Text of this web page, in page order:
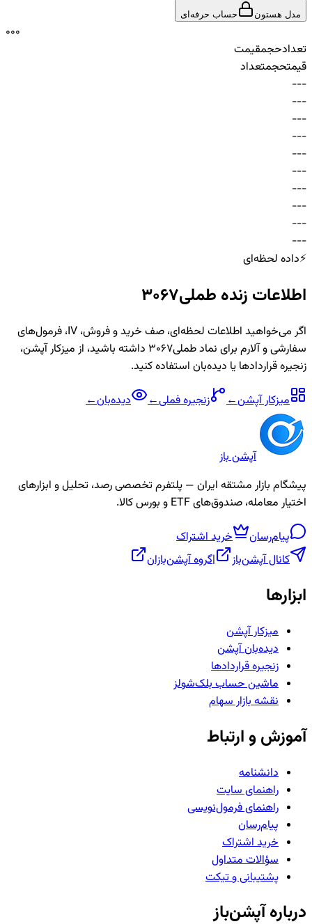
مدل هستون حساب حرفه‌ای
000
تعدادحجمقیمت
قیمتحجمتعداد
-
-
-
-
-
-
-
-
-
-
-
-
-
-
-
-
-
-
-
-
-
-
-
-
-
-
-
-
-
-
⚡داده لحظه‌ای
اطلاعات زنده طملی3067
اگر می‌خواهید اطلاعات لحظه‌ای، صف خرید و فروش، IV، فرمول‌های
سفارشی و آلارم برای نمادطملی3067
داشته باشید، از میزکار آپشن،
زنجیره قراردادها یا دیده‌بان استفاده کنید.
میزکار آپشن← زنجیرهفملی← دیده‌بان←
آپشن باز
پیشگام بازار مشتقه ایران — پلتفرم تخصصی رصد، تحلیل و ابزارهای
اختیار معامله، صندوق‌های ETF و بورس کالا.
پیام‌رسان
خرید اشتراک
کانال آپشن‌باز
|گروه آپشن‌بازان
ابزارها
میزکار آپشن
دیده‌بان آپشن
زنجیره قراردادها
ماشین حساب بلک‌شولز
نقشه بازار سهام
آموزش و ارتباط
دانشنامه
راهنمای سایت
راهنمای فرمول‌نویسی
پیام‌رسان
خرید اشتراک
سؤالات متداول
پشتیبانی و تیکت
درباره آپشن‌باز